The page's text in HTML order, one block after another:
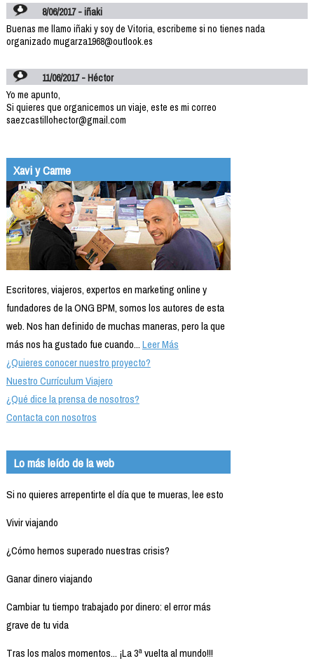
8/06/2017 - iñaki
Buenas me llamo iñaki y soy de Vitoria, escribeme si no tienes nada
organizado mugarza1968@outlook.es
11/06/2017 - Héctor
Yo me apunto,
Si quieres que organicemos un viaje, este es mi correo
saezcastillohector@gmail.com
Xavi y Carme
Escritores, viajeros, expertos en marketing online y
fundadores de la ONG BPM, somos los autores de esta
web. Nos han definido de muchas maneras, pero la que
más nos ha gustado fue cuando...Leer Más
¿Quieres conocer nuestro proyecto?
Nuestro Currículum Viajero
¿Qué dice la prensa de nosotros?
Contacta con nosotros
Lo más leído de la web
Si no quieres arrepentirte el día que te mueras, lee esto
Vivir viajando
¿Cómo hemos superado nuestras crisis?
Ganar dinero viajando
Cambiar tu tiempo trabajado por dinero: el error más
grave de tu vida
Tras los malos momentos... ¡La 3ª vuelta al mundo!!!